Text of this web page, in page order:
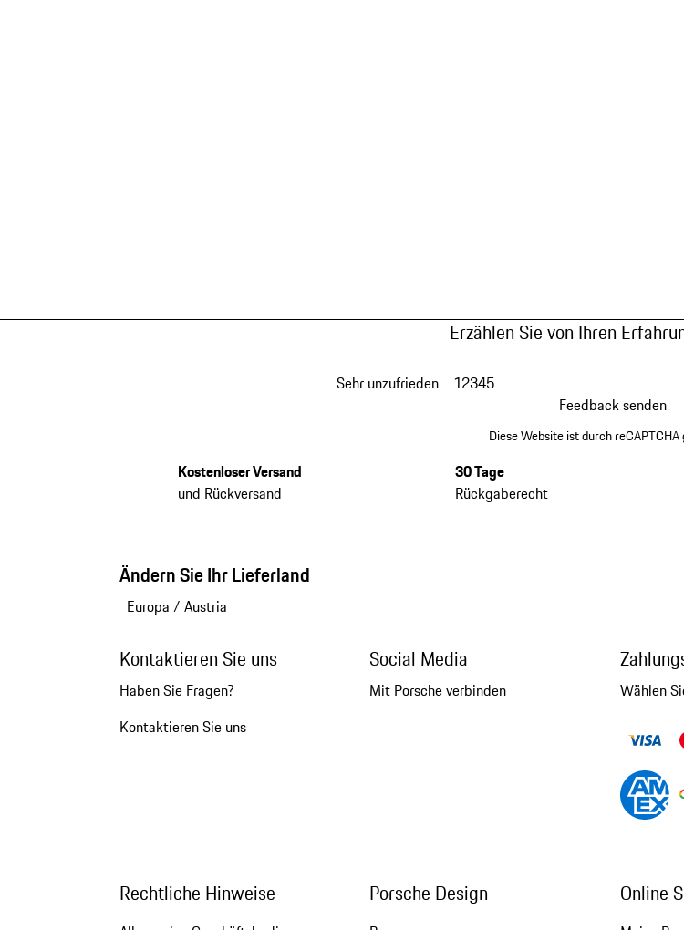
Erzählen Sie von Ihren
Sehr unzufrieden 12345
Feedback senden
Diese Website ist durch
Kostenloser Versand
und Rückversand
30 Tage
Rückgaberecht
Ändern Sie Ihr Lieferland
Europa / Austria
Kontaktieren Sie uns
Haben Sie Fragen?
Kontaktieren Sie uns
Social Media
Mit Porsche verbinden Wählen
Rechtliche Hinweise Porsche Design Online